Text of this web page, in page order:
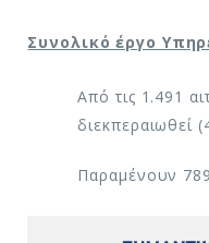
Συνολικό έργο
Από τις 1.491
διεκπεραιωθεί
Παραμένουν